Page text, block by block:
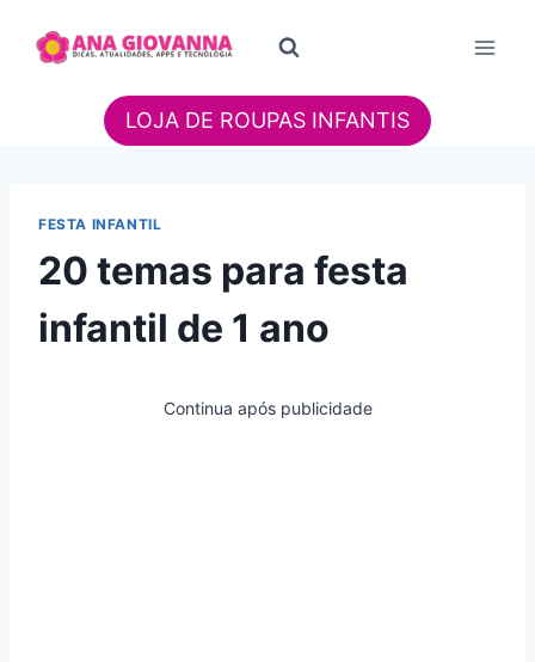
para
LOJA DE ROUPAS INFANTIS
FESTA INFANTIL
20 temas para festa
infantil de 1 ano
Continua após publicidade